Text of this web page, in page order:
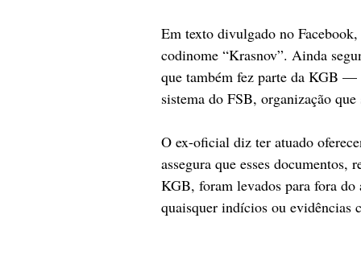
Em texto divulgado no
codinome “Krasnov”. Ainda
que também fez parte da KGB
sistema do FSB, organização
O ex-oficial diz ter atuado
assegura que esses
KGB, foram levados para fora
quaisquer indícios ou evidências